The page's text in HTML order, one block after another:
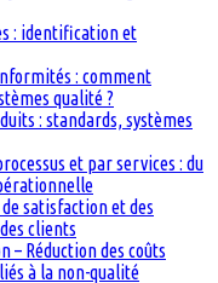
: identification et
: comment
qualité ?
: standards, systèmes
et par services : du
de satisfaction et des
clients
– Réduction des coûts
à la non-qualité